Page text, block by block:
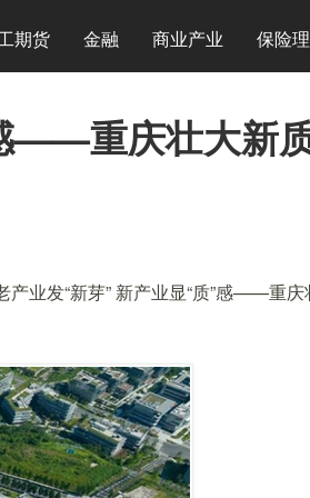
期货 金融 商业产业 保险
——重庆壮大新
业发“新芽” 新产业显“质”感——重庆